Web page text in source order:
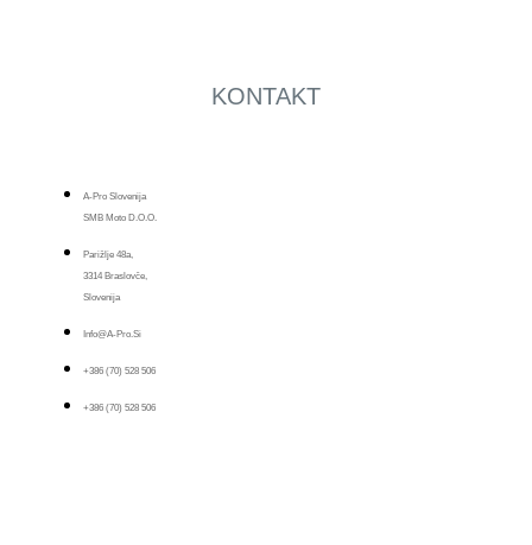
KONTAKT
A-Pro Slovenija
SMB Moto D.o.o.
Parižlje 48a,
3314 Braslovče,
Slovenija
Info@a-Pro.si
+386 (70) 528 506
+386 (70) 528 506